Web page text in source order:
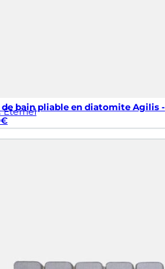
de bain pliable en diatomite Agilis -
Éternel
€